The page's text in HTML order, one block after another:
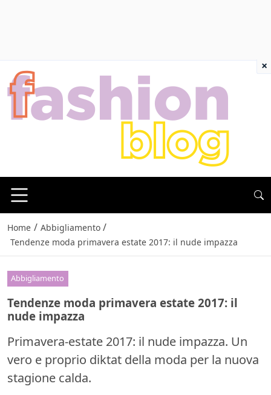
Home / Abbigliamento /
Tendenze moda primavera estate 2017: il nude impazza
Abbigliamento
Tendenze moda primavera estate 2017: il
nude impazza
Primavera-estate 2017: il nude impazza. Un
vero e proprio diktat della moda per la nuova
stagione calda.
×